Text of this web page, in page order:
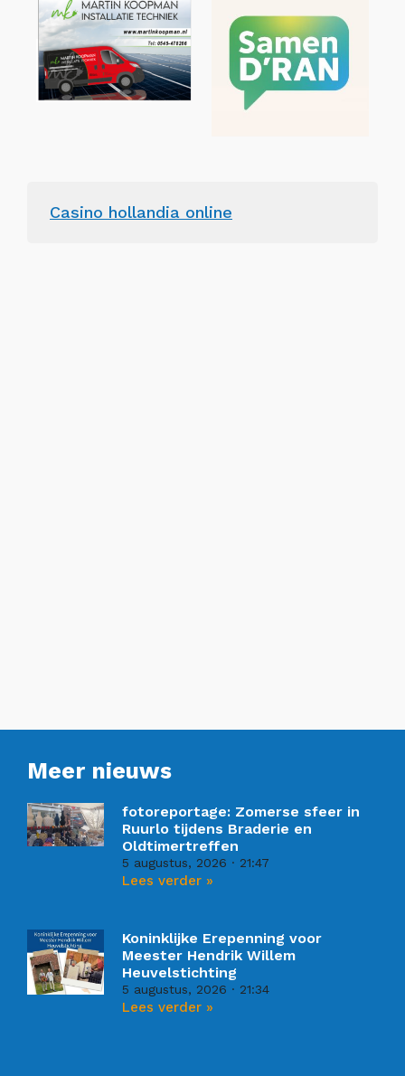
Casino hollandia online
Meer nieuws
fotoreportage: Zomerse sfeer in
Ruurlo tijdens Braderie en
Oldtimertreffen
5 augustus, 2026 21:47
Lees verder »
Koninklijke Erepenning voor
Meester Hendrik Willem
Heuvelstichting
5 augustus, 2026 21:34
Lees verder »